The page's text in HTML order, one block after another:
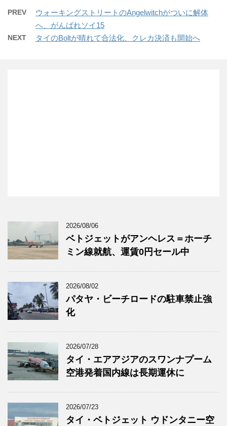
PREV
ウォーキングストリートのAngelwitchがついに解体
へ、がんばれソイ15
NEXT タイのBoltが晴れて合法化、クレカ決済も開始へ
2026/08/06
ベトジェットがアンヘレス＝ホーチ
ミン線就航、運賃0円セール中
2026/08/02
パタヤ・ビーチロードの駐車禁止強
化
2026/07/28
タイ・エアアジアのスワンナプーム
空港発着国内線は長期運休に
2026/07/23
タイ・ベトジェット ウドンタニー空